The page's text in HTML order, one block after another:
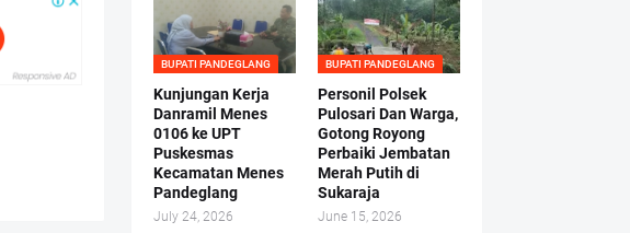
BUPATI PANDEGLANG
Kunjungan Kerja
Danramil Menes
0106 ke UPT
Puskesmas
Kecamatan Menes
Pandeglang
July 24, 2026
BUPATI PANDEGLANG
Personil Polsek
Pulosari Dan Warga,
Gotong Royong
Perbaiki Jembatan
Merah Putih di
Sukaraja
June 15, 2026